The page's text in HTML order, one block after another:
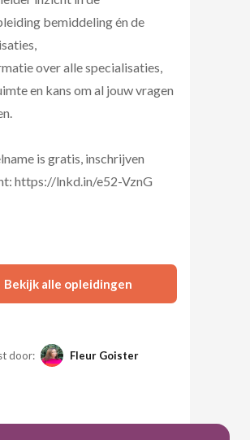
bemiddeling én de
over alle specialisaties,
en kans om al jouw vragen
is gratis, inschrijven
https://lnkd.in/e52-VznG
Bekijk alle opleidingen
door: Fleur Goister